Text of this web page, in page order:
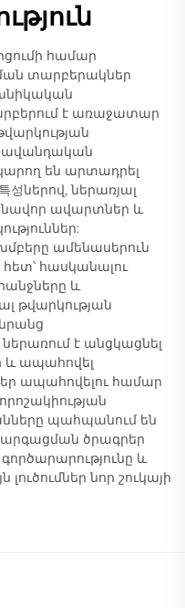
համար
տարբերակներ
է առաջատար
ավանդական
են արտադրել
성ներով, ներառյալ
ավարտներ և
ամենասերուն
հասկանալու
և
թվարկության
է անցկացնել
և ապահովել
ապահովելու համար
պահպանում են
ծրագրեր
և
նոր շուկայի